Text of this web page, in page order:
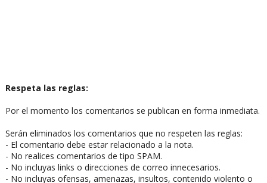
Respeta las reglas:
Por el momento los comentarios se publican en forma inmediata.
Serán eliminados los comentarios que no respeten las reglas:
- El comentario debe estar relacionado a la nota.
- No realices comentarios de tipo SPAM.
- No incluyas links o direcciones de correo innecesarios.
- No incluyas ofensas, amenazas, insultos, contenido violento o